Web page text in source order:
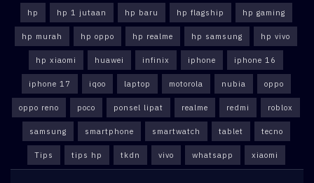
hp hp 1 jutaan hp baru hp flagship hp gaming
hp murah hp oppo hp realme hp samsung hp vivo
hp xiaomi huawei infinix iphone iphone 16
iphone 17 iqoo laptop motorola nubia oppo
oppo reno poco ponsel lipat realme redmi roblox
samsung smartphone smartwatch tablet tecno
Tips tips hp tkdn vivo whatsapp xiaomi